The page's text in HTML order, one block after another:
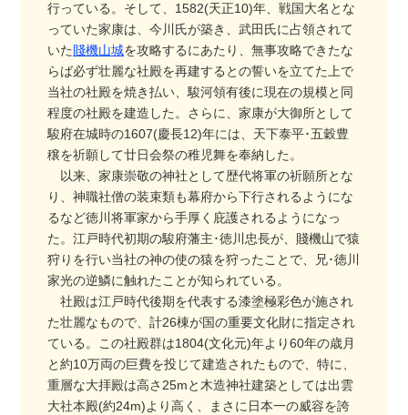
行っている。そして、1582(天正10)年、戦国大名とな
っていた家康は、今川氏が築き、武田氏に占領されて
いた賤機山城を攻略するにあたり、無事攻略できたな
らば必ず壮麗な社殿を再建するとの誓いを立てた上で
当社の社殿を焼き払い、駿河領有後に現在の規模と同
程度の社殿を建造した。さらに、家康が大御所として
駿府在城時の1607(慶長12)年には、天下泰平･五穀豊
穣を祈願して廿日会祭の稚児舞を奉納した。
以来、家康崇敬の神社として歴代将軍の祈願所とな
り、神職社僧の装束類も幕府から下行されるようにな
るなど徳川将軍家から手厚く庇護されるようになっ
た。江戸時代初期の駿府藩主･徳川忠長が、賤機山で猿
狩りを行い当社の神の使の猿を狩ったことで、兄･徳川
家光の逆鱗に触れたことが知られている。
社殿は江戸時代後期を代表する漆塗極彩色が施され
た壮麗なもので、計26棟が国の重要文化財に指定され
ている。この社殿群は1804(文化元)年より60年の歳月
と約10万両の巨費を投じて建造されたもので、特に、
重層な大拝殿は高さ25mと木造神社建築としては出雲
大社本殿(約24m)より高く、まさに日本一の威容を誇